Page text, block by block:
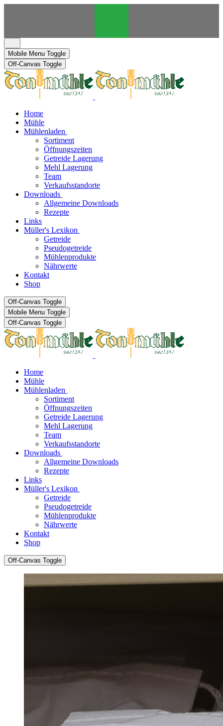
Mobile Menu Toggle
Off-Canvas Toggle
Home
Mühle
Mühlenladen
Sortiment
Öffnungszeiten
Getreide Lagerung
Mehl Lagerung
Team
Verkaufsstandorte
Downloads
Allgemeine Downloads
Rezepte
Links
Müller's Lexikon
Getreide
Pseudogetreide
Mühlenprodukte
Nährwerte
Kontakt
Shop
Off-Canvas Toggle
Mobile Menu Toggle
Off-Canvas Toggle
Home
Mühle
Mühlenladen
Sortiment
Öffnungszeiten
Getreide Lagerung
Mehl Lagerung
Team
Verkaufsstandorte
Downloads
Allgemeine Downloads
Rezepte
Links
Müller's Lexikon
Getreide
Pseudogetreide
Mühlenprodukte
Nährwerte
Kontakt
Shop
Off-Canvas Toggle